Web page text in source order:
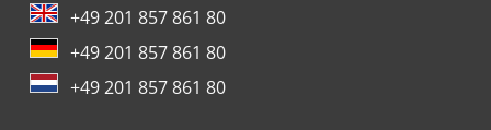
Weima Wl 6
Weinbrenner Tsv 6/3050
+49 201 857 861 80
+49 201 857 861 80
+49 201 857 861 80